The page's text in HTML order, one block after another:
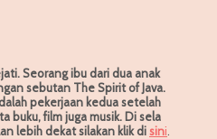
Seorang ibu dari dua anak
sebutan The Spirit of Java.
pekerjaan kedua setelah
buku, film juga musik. Di sela
lebih dekat silakan klik disini